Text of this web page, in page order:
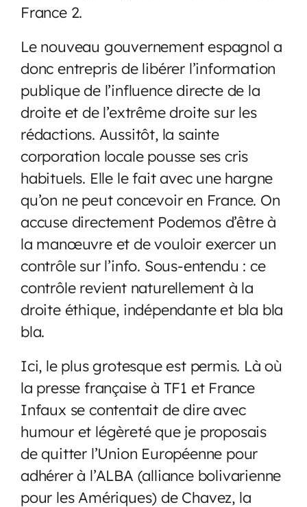
France 2.
Le nouveau gouvernement espagnol a
donc entrepris de libérer l’information
publique de l’influence directe de la
droite et de l’extrême droite sur les
rédactions. Aussitôt, la sainte
corporation locale pousse ses cris
habituels. Elle le fait avec une hargne
qu’on ne peut concevoir en France. On
accuse directement Podemos d’être à
la manœuvre et de vouloir exercer un
contrôle sur l’info. Sous-entendu : ce
contrôle revient naturellement à la
droite éthique, indépendante et bla bla
bla.
Ici, le plus grotesque est permis. Là où
la presse française à TF1 et France
Infaux se contentait de dire avec
humour et légèreté que je proposais
de quitter l’Union Européenne pour
adhérer à l’ALBA (alliance bolivarienne
pour les Amériques) de Chavez, la